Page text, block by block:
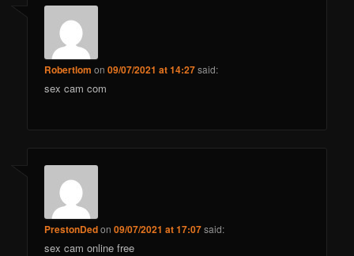
Robertlom on09/07/2021 at 14:27said:
sex cam com
PrestonDedon09/07/2021 at 17:07said:
sex cam online free